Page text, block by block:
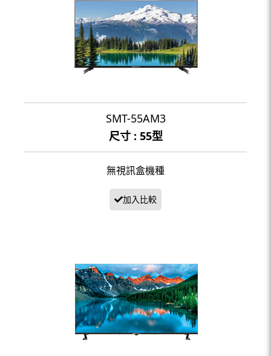
SMT-55AM3
尺寸 : 55型
無視訊盒機種